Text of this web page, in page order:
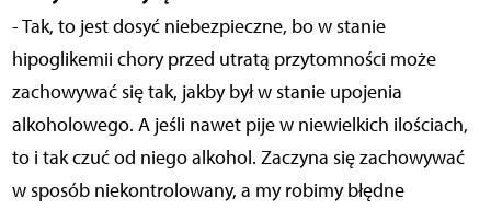
- Tak, to jest dosyć niebezpieczne, bo w stanie
hipoglikemii chory przed utratą przytomności może
zachowywać się tak, jakby był w stanie upojenia
alkoholowego. A jeśli nawet pije w niewielkich ilościach,
to i tak czuć od niego alkohol. Zaczyna się zachowywać
w sposób niekontrolowany, a my robimy błędne